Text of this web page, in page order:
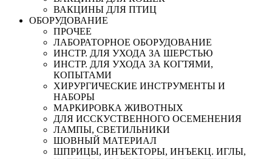
ВАКЦИНЫ ДЛЯ ПТИЦ
ОБОРУДОВАНИЕ
ПРОЧЕЕ
ЛАБОРАТОРНОЕ ОБОРУДОВАНИЕ
ИНСТР. ДЛЯ УХОДА ЗА ШЕРСТЬЮ
ИНСТР. ДЛЯ УХОДА ЗА КОГТЯМИ,
КОПЫТАМИ
ХИРУРГИЧЕСКИЕ ИНСТРУМЕНТЫ И
НАБОРЫ
МАРКИРОВКА ЖИВОТНЫХ
ДЛЯ ИССКУСТВЕННОГО ОСЕМЕНЕНИЯ
ЛАМПЫ, СВЕТИЛЬНИКИ
ШОВНЫЙ МАТЕРИАЛ
ШПРИЦЫ, ИНЪЕКТОРЫ, ИНЪЕКЦ. ИГЛЫ,